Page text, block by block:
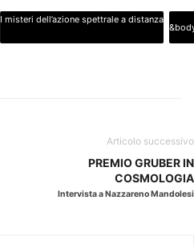
I misteri dell’azione spettrale a distanza
Articolo successivo
PREMIO GRUBER IN
COSMOLOGIA
Intervista a Nazzareno Mandolesi